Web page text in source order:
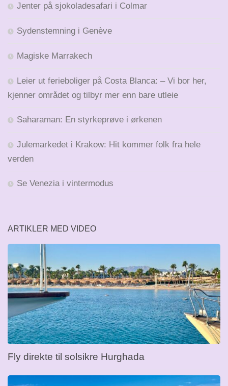
Jenter på sjokoladesafari i Colmar
Sydenstemning i Genève
Magiske Marrakech
Leier ut ferieboliger på Costa Blanca: – Vi bor her,
kjenner området og tilbyr mer enn bare utleie
Saharaman: En styrkeprøve i ørkenen
Julemarkedet i Krakow: Hit kommer folk fra hele
verden
Se Venezia i vintermodus
ARTIKLER MED VIDEO
Fly direkte til solsikre Hurghada